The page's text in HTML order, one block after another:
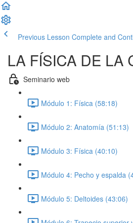
Previous Lesson Complete and
LA FÍSICA DE LA
Seminario web
Módulo 1: Física (58:18)
Módulo 2: Anatomía (51:13)
Módulo 3: Física (40:10)
Módulo 4: Pecho y espalda
Módulo 5: Deltoides (43:06)